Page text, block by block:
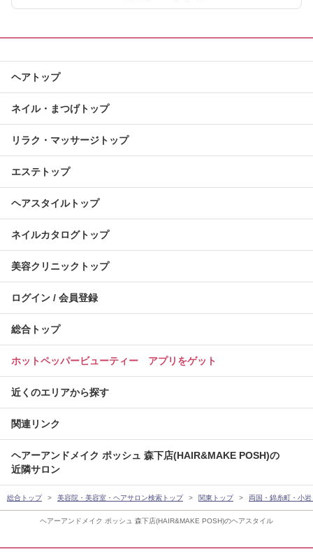
ヘアーアンドメイク ポッシュ 森下店(HAIR&MAKE POSH)のヘアスタイル
ヘアトップ
ネイル・まつげトップ
リラク・マッサージトップ
エステトップ
ヘアスタイルトップ
ネイルカタログトップ
美容クリニックトップ
ログイン / 会員登録
総合トップ
ホットペッパービューティー アプリをゲット
近くのエリアから探す
関連リンク
ヘアーアンドメイク ポッシュ 森下店(HAIR&MAKE POSH)の
近隣サロン
総合トップ 美容院・美容室・ヘアサロン検索トップ 関東トップ 両国・錦糸町・小